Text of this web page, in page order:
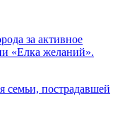
за активное
«Елка желаний».